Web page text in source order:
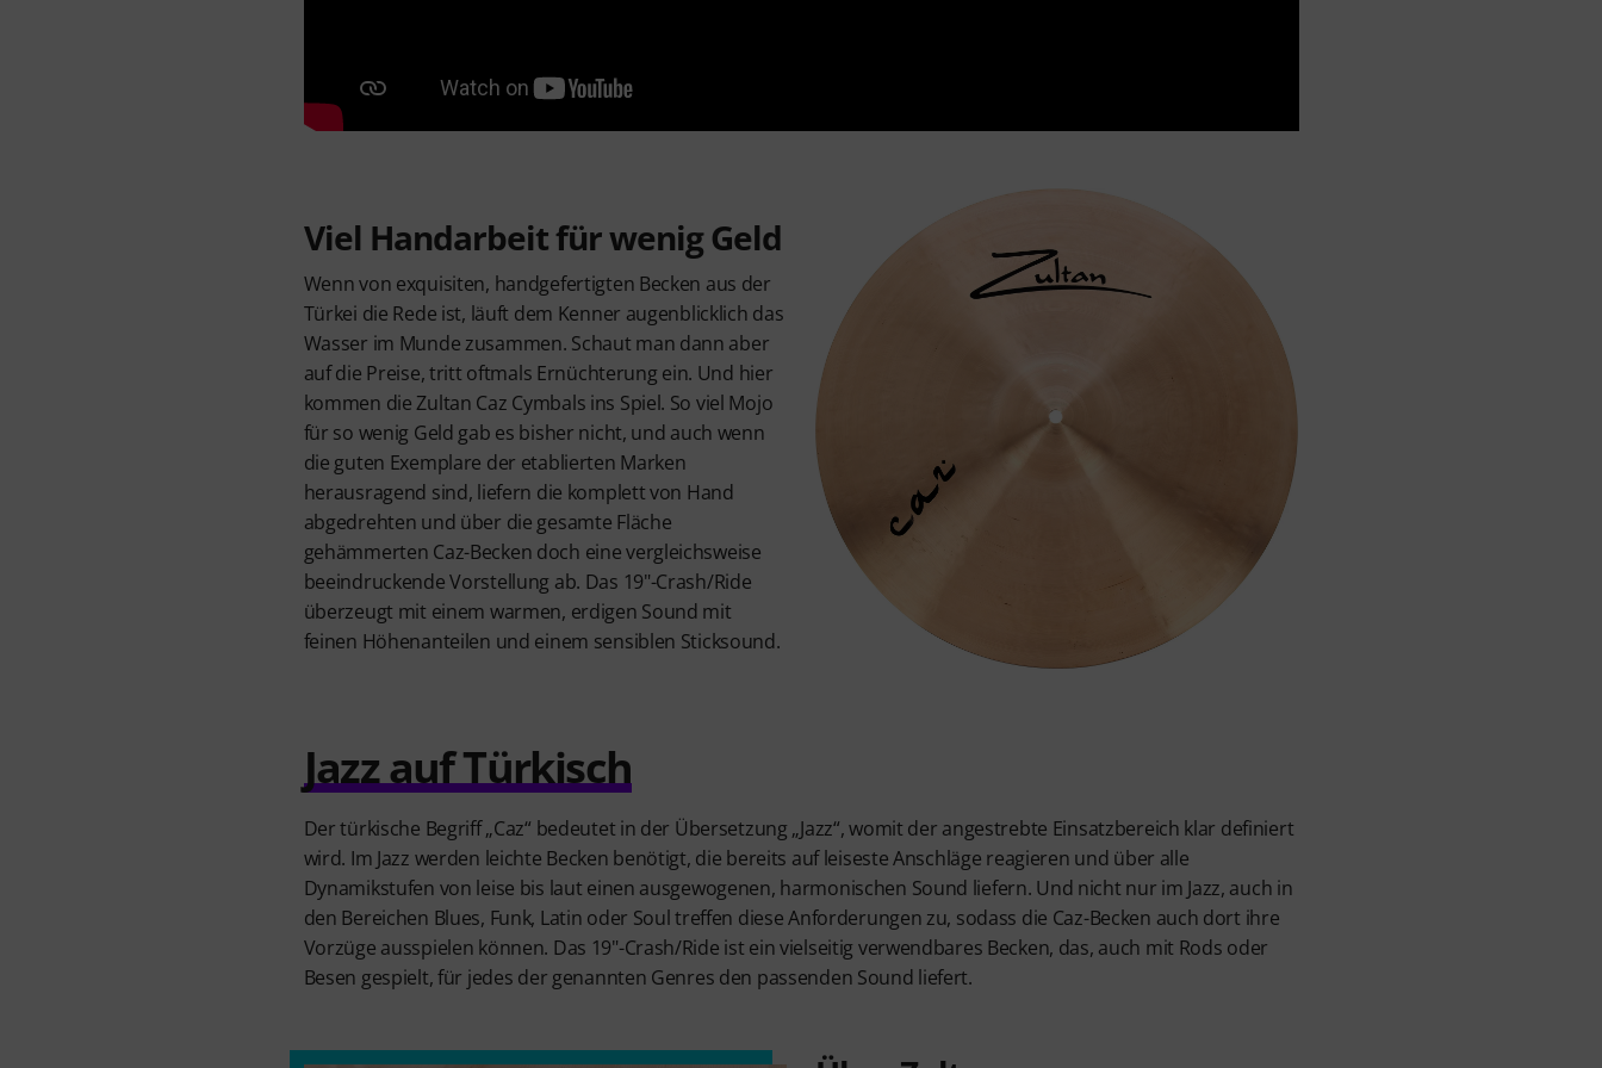
Viel Handarbeit für wenig Geld
Wenn von exquisiten, handgefertigten Becken aus der
Türkei die Rede ist, läuft dem Kenner augenblicklich das
Wasser im Munde zusammen. Schaut man dann aber
auf die Preise, tritt oftmals Ernüchterung ein. Und hier
kommen die Zultan Caz Cymbals ins Spiel. So viel Mojo
für so wenig Geld gab es bisher nicht, und auch wenn
die guten Exemplare der etablierten Marken
herausragend sind, liefern die komplett von Hand
abgedrehten und über die gesamte Fläche
gehämmerten Caz-Becken doch eine vergleichsweise
beeindruckende Vorstellung ab. Das 19"-Crash/Ride
überzeugt mit einem warmen, erdigen Sound mit
feinen Höhenanteilen und einem sensiblen Sticksound.
Jazz auf Türkisch
Der türkische Begriff „Caz“ bedeutet in der Übersetzung „Jazz“, womit der angestrebte Einsatzbereich klar definiert
wird. Im Jazz werden leichte Becken benötigt, die bereits auf leiseste Anschläge reagieren und über alle
Dynamikstufen von leise bis laut einen ausgewogenen, harmonischen Sound liefern. Und nicht nur im Jazz, auch in
den Bereichen Blues, Funk, Latin oder Soul treffen diese Anforderungen zu, sodass die Caz-Becken auch dort ihre
Vorzüge ausspielen können. Das 19"-Crash/Ride ist ein vielseitig verwendbares Becken, das, auch mit Rods oder
Besen gespielt, für jedes der genannten Genres den passenden Sound liefert.